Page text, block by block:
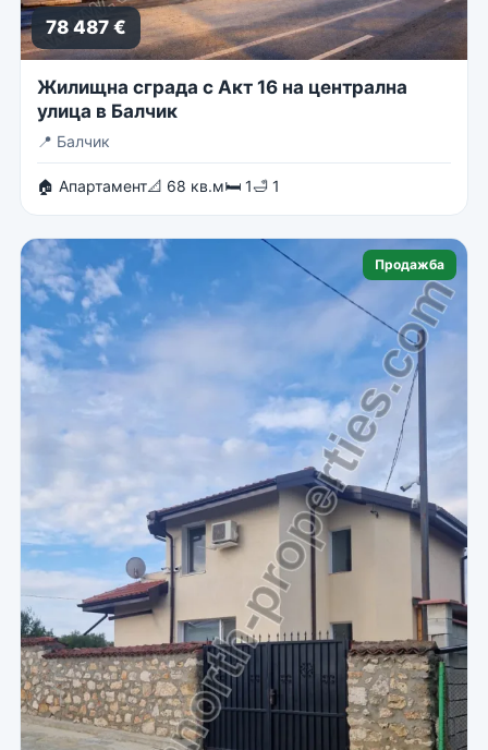
78 487 €
Жилищна сграда с Акт 16 на централна
улица в Балчик
📍 Балчик
🏠 Апартамент📐 68 кв.м🛏 1🛁 1
Продажба